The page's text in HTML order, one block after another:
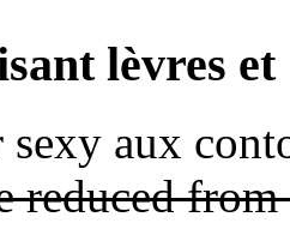
lèvres
sexy aux
reduced from